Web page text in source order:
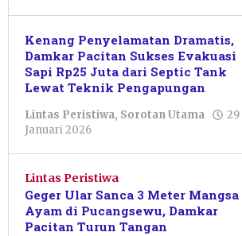
Kenang Penyelamatan Dramatis,
Damkar Pacitan Sukses Evakuasi
Sapi Rp25 Juta dari Septic Tank
Lewat Teknik Pengapungan
Lintas Peristiwa, Sorotan Utama
29
Januari 2026
Azizah
Lintas Peristiwa
Geger Ular Sanca 3 Meter Mangsa
Ayam di Pucangsewu, Damkar
Pacitan Turun Tangan